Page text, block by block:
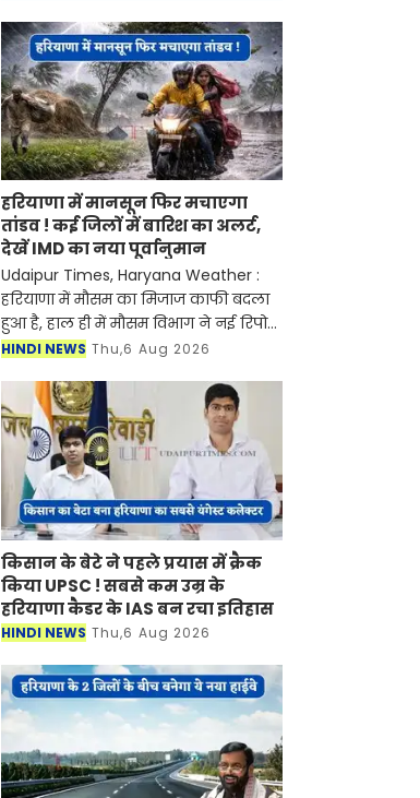
हरियाणा में मानसून फिर मचाएगा
तांडव ! कई जिलों में बारिश का अलर्ट,
देखें IMD का नया पूर्वानुमान
Udaipur Times, Haryana Weather :
हरियाणा में मौसम का मिजाज काफी बदला
हुआ है, हाल ही में मौसम विभाग ने नई रिपोर्ट
जारी करते हुए बताया है की प्रदेश में मानसून
HINDI NEWS Thu,6 Aug 2026
किसान के बेटे ने पहले प्रयास में क्रैक
किया UPSC ! सबसे कम उम्र के
हरियाणा कैडर के IAS बन रचा इतिहास
HINDI NEWS Thu,6 Aug 2026